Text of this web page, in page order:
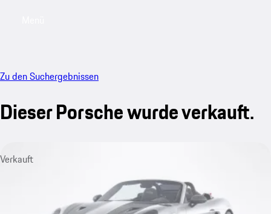
Zu den Suchergebnissen
Dieser Porsche wurde verkauft.
Verkauft